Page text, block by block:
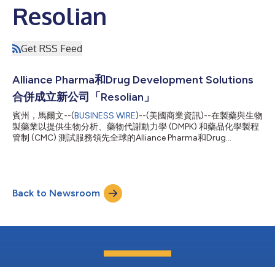
Resolian
Get RSS Feed
Alliance Pharma和Drug Development Solutions
合併成立新公司「Resolian」
賓州，馬爾文--(BUSINESS WIRE)--(美國商業資訊)--在製藥與生物
製藥業以提供生物分析、藥物代謝動力學 (DMPK) 和藥品化學製程
管制 (CMC) 測試服務領先全球的Alliance Pharma和Drug
近加入的澳洲。此舉可望整合之前分散於各地的資源，在Resolian
繼續發展之際，支援全球對小分子和大分子生物分析和分析服務方
興未艾的需求。 「Resolian整合來自Alliance Pharma和Drug
家後，將繼續研發各類療法的一流解決方案。」Resolian的執行長
隊，專事解決複雜的挑戰——公司的新名稱忠實反映了這一點。
我們有決心，將繼續透過便利的方法、積極的管理和藥物開發研究
Back to Newsroom